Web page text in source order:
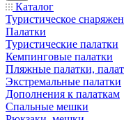
Каталог
Туристическое
Палатки
Туристические палатки
Кемпинговые палатки
Пляжные палатки,
Экстремальные палатки
Дополнения к палаткам
Спальные мешки